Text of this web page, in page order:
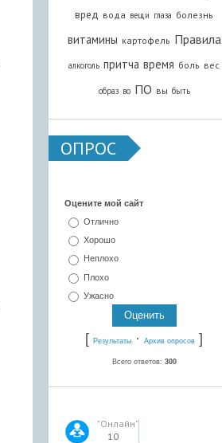
вред вода вещи глаза болезнь
витамины картофель Правила
алкоголь притча время боль вес
образ во ПО вы быть
ОПРОС
Оцените мой сайт
Отлично
Хорошо
Неплохо
Плохо
Ужасно
[ Результаты · Архив опросов ]
Всего ответов: 300
"Онлайн"
10